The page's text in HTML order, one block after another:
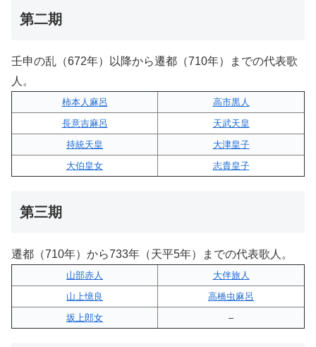
第二期
壬申の乱（672年）以降から遷都（710年）までの代表歌
人。
柿本人麻呂
高市黒人
長意吉麻呂
天武天皇
持統天皇
大津皇子
大伯皇女
志貴皇子
第三期
遷都（710年）から733年（天平5年）までの代表歌人。
山部赤人
大伴旅人
山上憶良
高橋虫麻呂
坂上郎女
–